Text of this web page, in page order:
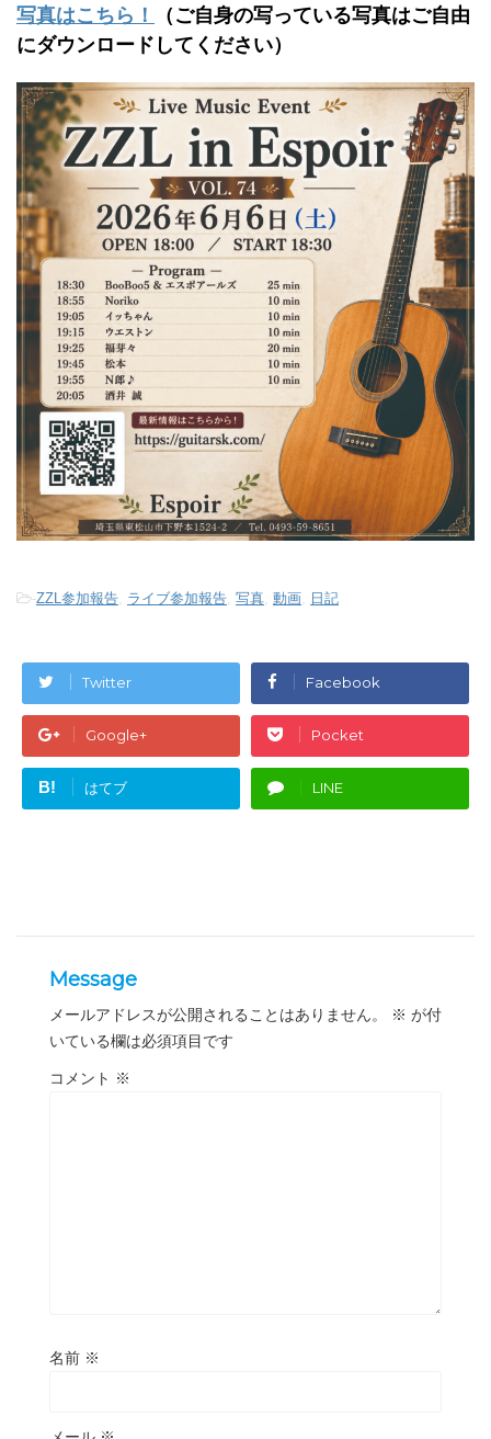
写真はこちら！
（ご自身の写っている写真はご自由
にダウンロードしてください）
-ZZL参加報告 ライブ参加報告 写真 動画 日記
Twitter Facebook
Google+ Pocket
B! はてブ LINE
Message
メールアドレスが公開されることはありません。 ※ が付
いている欄は必須項目です
コメント ※
名前 ※